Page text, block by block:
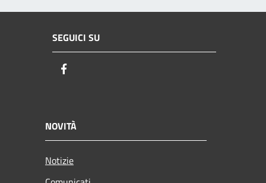
SEGUICI SU
NOVITÀ
Notizie